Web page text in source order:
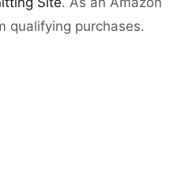
qualifying purchases.